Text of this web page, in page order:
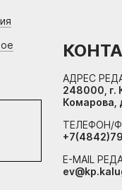
АДРЕС
248000, г.
Комарова,
ТЕЛЕФОН/
E-MAIL